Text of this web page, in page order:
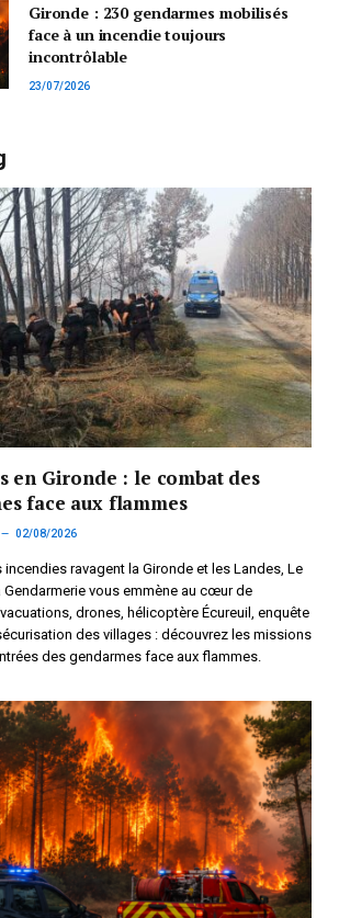
Gironde : 230 gendarmes mobilisés
face à un incendie toujours
incontrôlable
23/07/2026
en Gironde : le combat des
face aux flammes
02/08/2026
incendies ravagent la Gironde et les Landes, Le
Gendarmerie vous emmène au cœur de
drones, hélicoptère Écureuil, enquête
des villages : découvrez les missions
des gendarmes face aux flammes.